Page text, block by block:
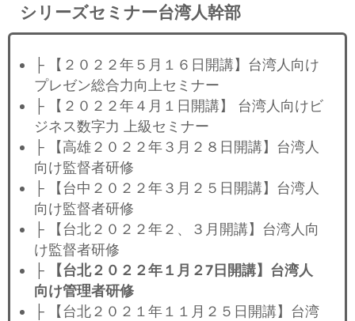
シリーズセミナー台湾人幹部
├ 【２０２２年５月１６日開講】台湾人向け
プレゼン総合力向上セミナー
├ 【２０２２年４月１日開講】 台湾人向けビ
ジネス数字力 上級セミナー
├ 【高雄２０２２年３月２８日開講】台湾人
向け監督者研修
├ 【台中２０２２年３月２５日開講】台湾人
向け監督者研修
├ 【台北２０２２年２、３月開講】台湾人向
け監督者研修
├
【台北２０２２年１月２7日開講】台湾人
向け管理者研修
├ 【台北２０２１年１１月２５日開講】台湾